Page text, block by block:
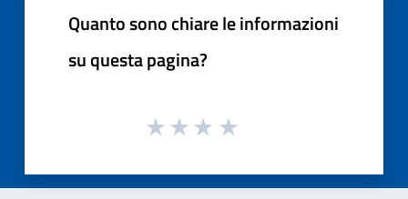
Quanto sono chiare le informazioni
su questa pagina?